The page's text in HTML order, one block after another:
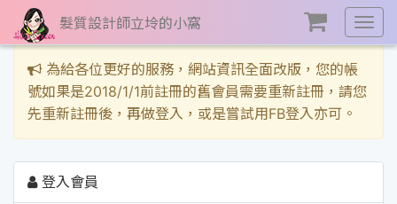
展
開
單
髮質設計師立坽的小窩
為給各位更好的服務，網站資訊全面改版，您的帳
號如果是2018/1/1前註冊的舊會員需要重新註冊，請您
先重新註冊後，再做登入，或是嘗試用FB登入亦可。
登入會員